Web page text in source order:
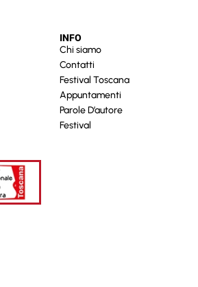
INFO
Chi siamo
Contatti
Festival Toscana
Appuntamenti
Parole D’autore
Festival